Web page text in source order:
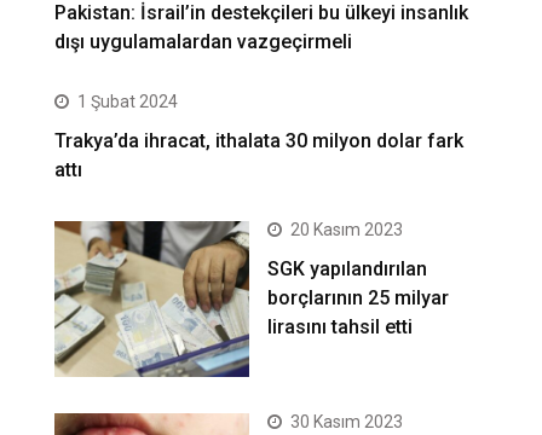
Pakistan: İsrail’in destekçileri bu ülkeyi insanlık
dışı uygulamalardan vazgeçirmeli
1 Şubat 2024
Trakya’da ihracat, ithalata 30 milyon dolar fark
attı
20 Kasım 2023
SGK yapılandırılan
borçlarının 25 milyar
lirasını tahsil etti
30 Kasım 2023